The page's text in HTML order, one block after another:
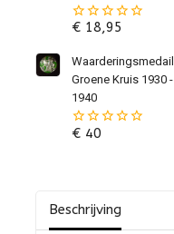
0
de
5
€18,95
Groene Kruis 1930 -
1940
0
€40
Beschrijving